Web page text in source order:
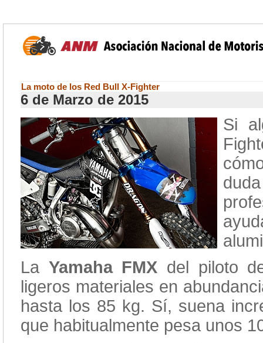
La moto de los Red Bull X-Fighter
6 de Marzo de 2015
Si
La Yamaha FMX del piloto
ligeros materiales en
hasta los 85 kg. Sí, suena
que habitualmente pesa unos